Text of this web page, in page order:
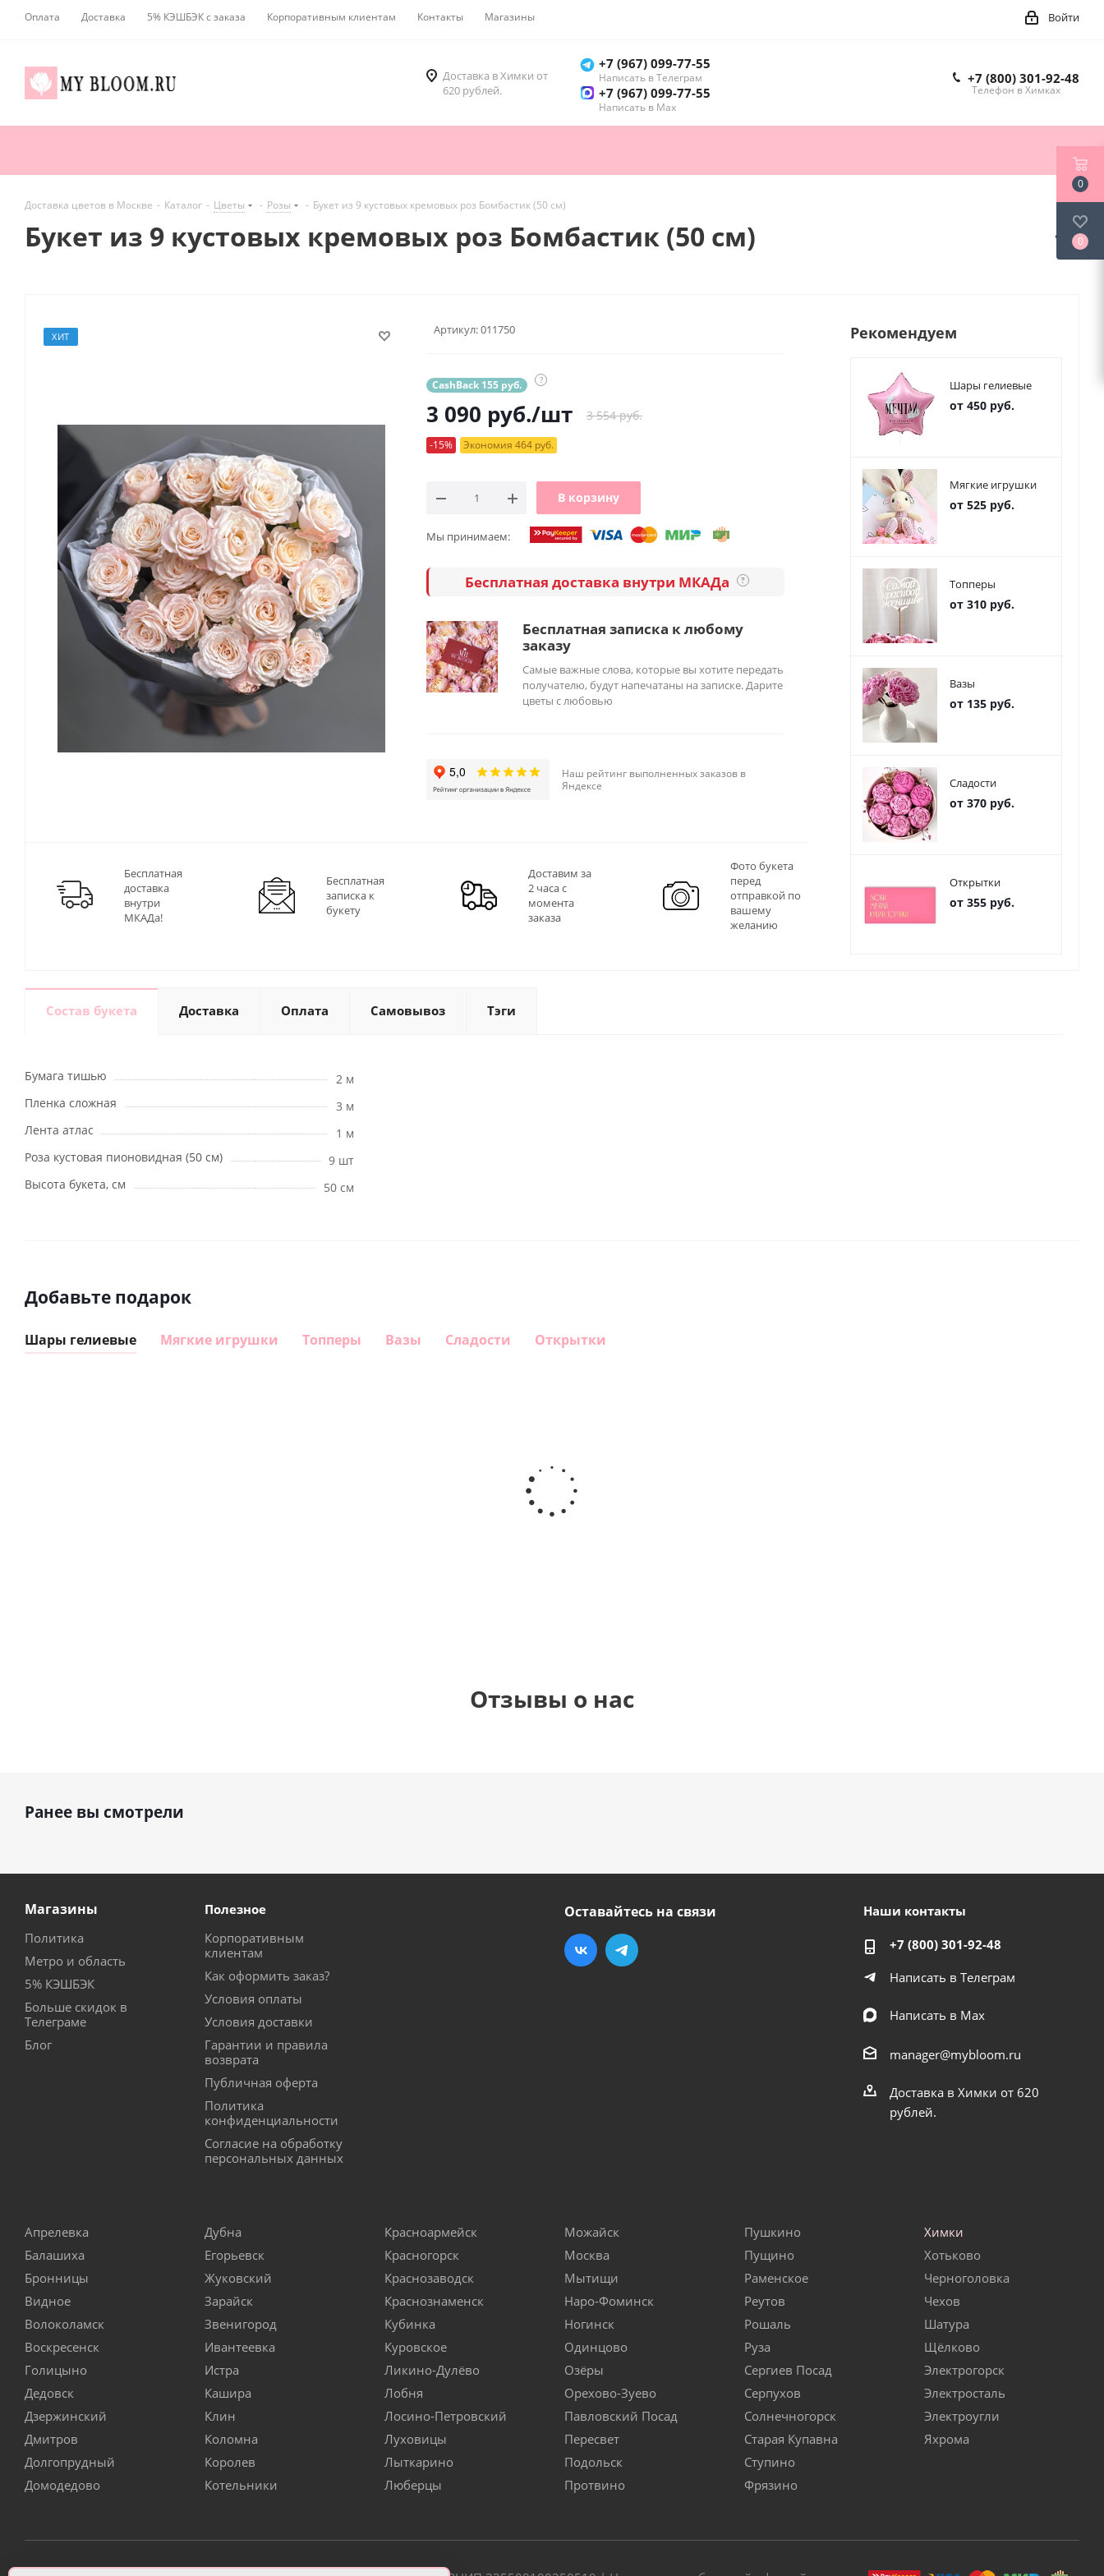
Оплата Доставка 5% КЭШБЭК с заказа Корпоративным клиентам Контакты Магазины Войти
Доставка в Химки от
620 рублей.
+7 (967) 099-77-55
Написать в Телеграм
+7 (967) 099-77-55
Написать в Мах
+7 (800) 301-92-48
Телефон в Химках
Доставка цветов в Москве - Каталог - Цветы - Розы - Букет из 9 кустовых кремовых роз Бомбастик (50 см)
Букет из 9 кустовых кремовых роз Бомбастик (50 см)
ХИТ Артикул:011750
CashBack 155 руб. ?
3 090 руб./шт 3 554 руб.
-15% Экономия 464 руб.
В корзину
Мы принимаем:
Бесплатная доставка внутри МКАДа ?
Бесплатная записка к любому
заказу
Самые важные слова, которые вы хотите передать
получателю, будут напечатаны на записке. Дарите
цветы с любовью
Наш рейтинг выполненных заказов в
Яндексе
Бесплатная
доставка
внутри
МКАДа!
Бесплатная
записка к
букету
Доставим за
2 часа с
момента
заказа
Фото букета
перед
отправкой по
вашему
желанию
Рекомендуем
Шары гелиевые
от 450 руб.
Мягкие игрушки
от 525 руб.
Топперы
от 310 руб.
Вазы
от 135 руб.
Сладости
от 370 руб.
Открытки
от 355 руб.
Состав букета Доставка Оплата Самовывоз Тэги
Бумага тишью
2 м
Пленка сложная
3 м
Лента атлас
1 м
Роза кустовая пионовидная (50 см)
9 шт
Высота букета, см
50 см
Добавьте подарок
Шары гелиевые Мягкие игрушки Топперы Вазы Сладости Открытки
Звезда - С
днем
рождения
Отзывы о нас
Ранее вы смотрели
Магазины
Политика
Метро и область
5% КЭШБЭК
Больше скидок в
Телеграме
Блог
Полезное
Корпоративным
клиентам
Как оформить заказ?
Условия оплаты
Условия доставки
Гарантии и правила
возврата
Публичная оферта
Политика
конфиденциальности
Согласие на обработку
персональных данных
Оставайтесь на связи Наши контакты
+7 (800) 301-92-48
Написать в Телеграм
Написать в Мах
manager@mybloom.ru
Доставка в Химки от 620
рублей.
Апрелевка
Балашиха
Бронницы
Видное
Волоколамск
Воскресенск
Голицыно
Дедовск
Дзержинский
Дмитров
Долгопрудный
Домодедово
Дубна
Егорьевск
Жуковский
Зарайск
Звенигород
Ивантеевка
Истра
Кашира
Клин
Коломна
Королев
Котельники
Красноармейск
Красногорск
Краснозаводск
Краснознаменск
Кубинка
Куровское
Ликино-Дулёво
Лобня
Лосино-Петровский
Луховицы
Лыткарино
Люберцы
Можайск
Москва
Мытищи
Наро-Фоминск
Ногинск
Одинцово
Озёры
Орехово-Зуево
Павловский Посад
Пересвет
Подольск
Протвино
Пушкино
Пущино
Раменское
Реутов
Рошаль
Руза
Сергиев Посад
Серпухов
Солнечногорск
Старая Купавна
Ступино
Фрязино
Химки
Хотьково
Черноголовка
Чехов
Шатура
Щёлково
Электрогорск
Электросталь
Электроугли
Яхрома
0
0